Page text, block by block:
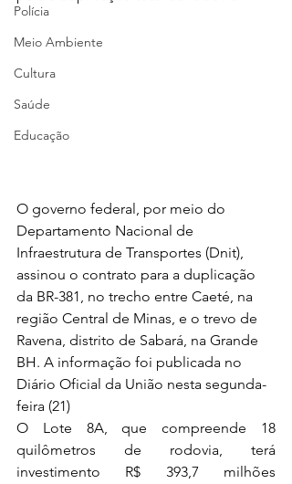
Polícia
Meio Ambiente
Cultura
Saúde
Educação
O governo federal, por meio do
Departamento Nacional de
Infraestrutura de Transportes (Dnit),
assinou o contrato para a duplicação
da BR-381, no trecho entre Caeté, na
região Central de Minas, e o trevo de
Ravena, distrito de Sabará, na Grande
BH. A informação foi publicada no
Diário Oficial da União nesta segunda-
feira (21)
O Lote 8A, que compreende 18
quilômetros de rodovia, terá
investimento R$ 393,7 milhões